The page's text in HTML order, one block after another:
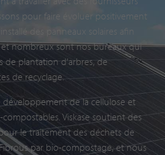
pour faire évoluer positivement
des panneaux solaires afin
et nombreux sont nos bureaux qui
plantation d’arbres, de
de recyclage.
développement de la cellulose et
Viskase soutient des
le traitement des déchets de
par bio-compostage, et nous